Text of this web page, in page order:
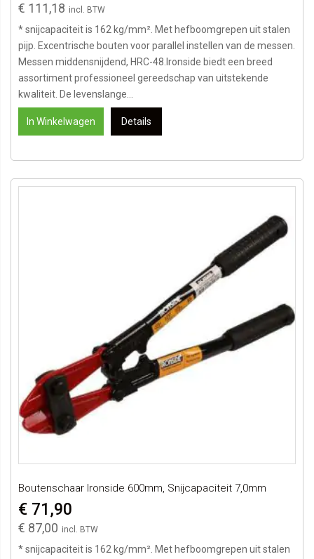
€ 111,18
* snijcapaciteit is 162 kg/mm². Met hefboomgrepen uit stalen
pijp. Excentrische bouten voor parallel instellen van de messen.
Messen middensnijdend, HRC-48.Ironside biedt een breed
assortiment professioneel gereedschap van uitstekende
kwaliteit. De levenslange...
In Winkelwagen Details
Boutenschaar Ironside 600mm, Snijcapaciteit 7,0mm
€ 87,00
€ 71,90
* snijcapaciteit is 162 kg/mm². Met hefboomgrepen uit stalen